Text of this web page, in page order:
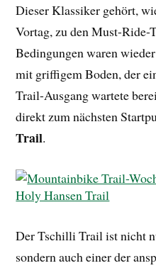
Dieser Klassiker gehört,
Vortag, zu den Must-Ride-
Bedingungen waren
mit griffigem Boden, der
Trail-Ausgang wartete
direkt zum nächsten
Trail.
Der Tschilli Trail ist nicht
sondern auch einer der